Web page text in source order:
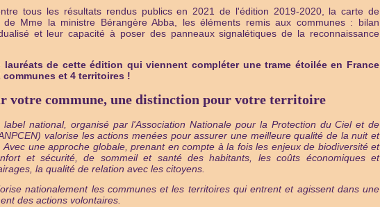
tous les résultats rendus publics en 2021 de l'édition 2019-2020, la carte de
de Mme la ministre Bérangère Abba, les éléments remis aux communes : bilan
et leur capacité à poser des panneaux signalétiques de la reconnaissance
de cette édition qui viennent compléter une trame étoilée en France
et 4 territoires !
votre commune, une distinction pour votre territoire
label national, organisé par l'Association Nationale pour la Protection du Ciel et de
valorise les actions menées pour assurer une meilleure qualité de la nuit et
une approche globale, prenant en compte à la fois les enjeux de biodiversité et
et sécurité, de sommeil et santé des habitants, les coûts économiques et
la qualité de relation avec les citoyens.
nationalement les communes et les territoires qui entrent et agissent dans une
des actions volontaires.